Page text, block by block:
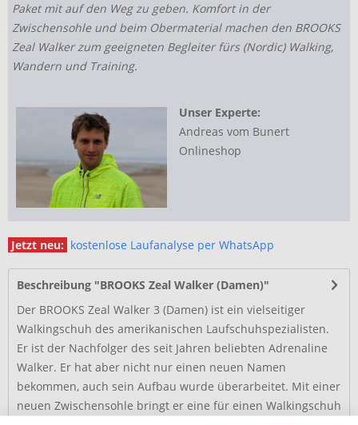
Paket mit auf den Weg zu geben. Komfort in der
Zwischensohle und beim Obermaterial machen den BROOKS
Zeal Walker zum geeigneten Begleiter fürs (Nordic) Walking,
Wandern und Training.
Unser Experte:
Andreas vom Bunert
Onlineshop
Jetzt neu: kostenlose Laufanalyse per WhatsApp
Beschreibung "BROOKS Zeal Walker (Damen)"
Der BROOKS Zeal Walker 3 (Damen) ist ein vielseitiger
Walkingschuh des amerikanischen Laufschuhspezialisten.
Er ist der Nachfolger des seit Jahren beliebten Adrenaline
Walker. Er hat aber nicht nur einen neuen Namen
bekommen, auch sein Aufbau wurde überarbeitet. Mit einer
neuen Zwischensohle bringt er eine für einen Walkingschuh